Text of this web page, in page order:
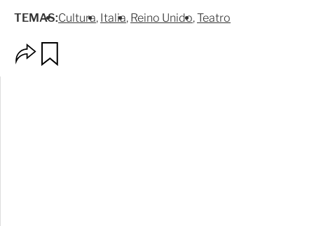
TEMAS:Cultura Italia Reino Unido Teatro